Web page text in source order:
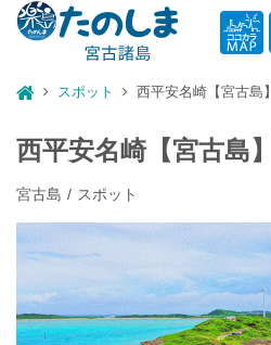
スポット 西平安名崎【宮古島】
西平安名崎【宮古島】
宮古島 スポット